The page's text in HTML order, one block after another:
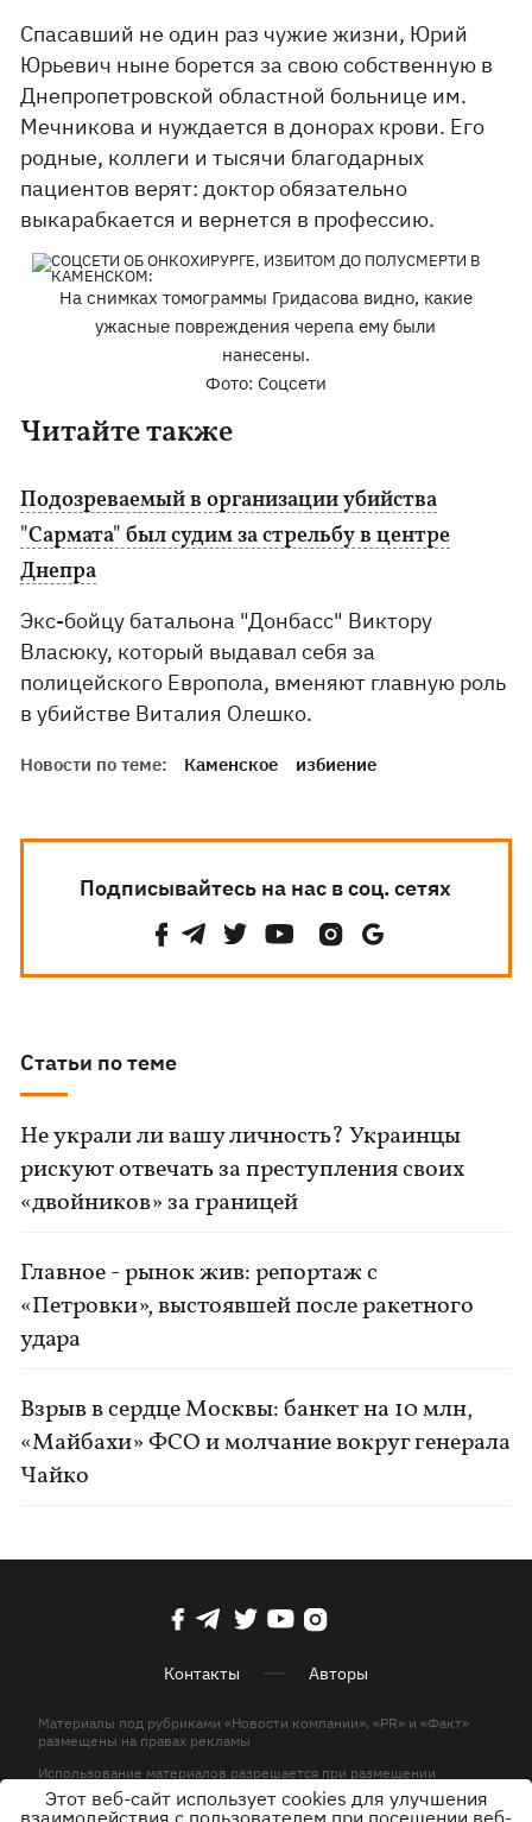
Спасавший не один раз чужие жизни, Юрий
Юрьевич ныне борется за свою собственную в
Днепропетровской областной больнице им.
Мечникова и нуждается в донорах крови. Его
родные, коллеги и тысячи благодарных
пациентов верят: доктор обязательно
выкарабкается и вернется в профессию.
На снимках томограммы Гридасова видно, какие
ужасные повреждения черепа ему были
нанесены.
Фото: Соцсети
Читайте также
Подозреваемый в организации убийства
"Сармата" был судим за стрельбу в центре
Днепра
Экс-бойцу батальона "Донбасс" Виктору
Власюку, который выдавал себя за
полицейского Европола, вменяют главную роль
в убийстве Виталия Олешко.
Новости по теме: Каменское избиение
Подписывайтесь на нас в соц. сетях
Статьи по теме
Не украли ли вашу личность? Украинцы
рискуют отвечать за преступления своих
«двойников» за границей
Главное - рынок жив: репортаж с
«Петровки», выстоявшей после ракетного
удара
Взрыв в сердце Москвы: банкет на 10 млн,
«Майбахи» ФСО и молчание вокруг генерала
Чайко
Контакты Авторы
Материалы под рубриками «Новости компании», «PR» и «Факт»
размещены на правах рекламы
Использование материалов разрешается при размещении
активной гиперссылки на KP.UA в первом абзаце.
Этот веб-сайт использует cookies для улучшения
взаимодействия с пользователем при посещении веб-